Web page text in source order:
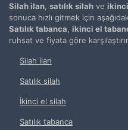
Silah ilan satılık silah ve
sonuca hızlı gitmek için
Satılık tabanca ikinci el
ruhsat ve fiyata göre
Silah ilan
Satılık silah
İkinci el silah
Satılık tabanca